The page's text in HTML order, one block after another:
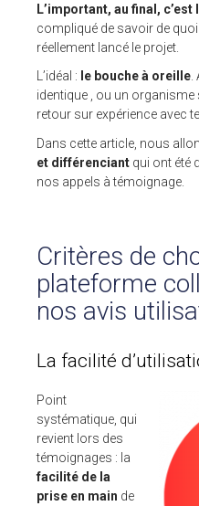
NOS
L’important, au final,
compliqué de savoir de quoi
réellement lancé le projet.
L’idéal : le bouche à oreille.
identique , ou un
retour sur expérience avec
Dans cette article, nous
et différenciant qui ont été
nos appels à témoignage.
Critères de
plateforme
nos avis
La facilité
Point
systématique, qui
revient lors des
témoignages : la
facilité de la
prise en main de